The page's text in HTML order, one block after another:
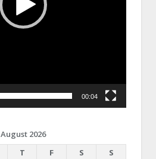
00:04
August 2026
T F S
S